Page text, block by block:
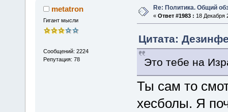
metatron
Гигант мысли
Сообщений: 2224
Репутация: 78
Re: Политика. Общий
« Ответ #1983 : 18 Декабря
Цитата:
Это тебе на
Ты сам то
хесболы. Я